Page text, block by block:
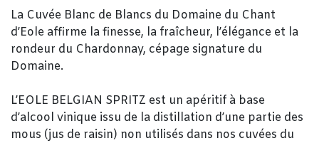
La Cuvée Blanc de Blancs du Domaine du Chant
d’Eole affirme la finesse, la fraîcheur, l’élégance et la
rondeur du Chardonnay, cépage signature du
Domaine.
​L’EOLE BELGIAN SPRITZ est un apéritif à base
d’alcool vinique issu de la distillation d’une partie des
mous (jus de raisin) non utilisés dans nos cuvées du